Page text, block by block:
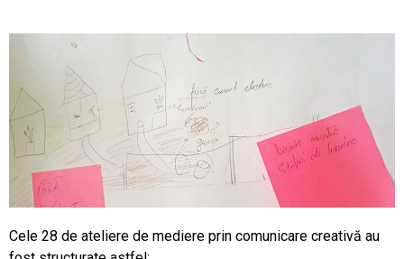
Cele 28 de ateliere de mediere prin comunicare creativă au